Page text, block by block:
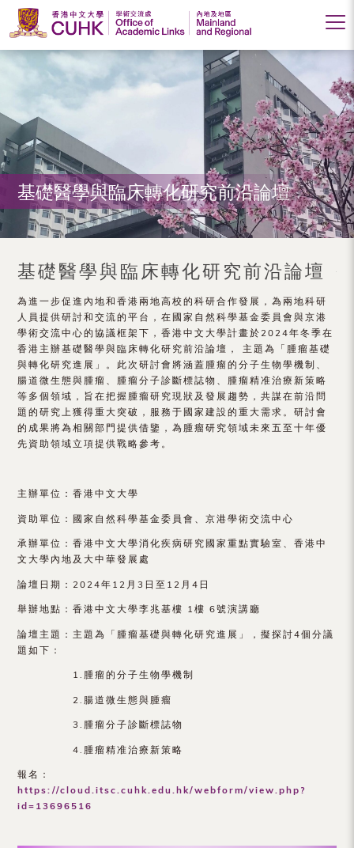
香
港
中
文
大
學
學
術
交
流
處
（內
地
及
地
區）
基礎醫學與臨床轉化研究前沿論壇
基礎醫學與臨床轉化研究前沿論壇
為進一步促進內地和香港兩地高校的科研合作發展，為兩地科研
人員提供研討和交流的平台，在國家自然科學基金委員會與京港
學術交流中心的協議框架下，香港中文大學計畫於2024年冬季在
香港主辦基礎醫學與臨床轉化研究前沿論壇， 主題為「腫瘤基礎
與轉化研究進展」。此次研討會將涵蓋腫瘤的分子生物學機制、
腸道微生態與腫瘤、腫瘤分子診斷標誌物、腫瘤精准治療新策略
等多個領域，旨在把握腫瘤研究現狀及發展趨勢，共謀在前沿問
題的研究上獲得重大突破，服務于國家建設的重大需求。研討會
的成果將為相關部門提供借鑒，為腫瘤研究領域未來五至十年優
先資助領域立項提供戰略參考。
主辦單位：香港中文大學
資助單位：國家自然科學基金委員會、京港學術交流中心
承辦單位：香港中文大學消化疾病研究國家重點實驗室、香港中
文大學內地及大中華發展處
論壇日期：2024年12月3日至12月4日
舉辦地點：香港中文大學李兆基樓 1樓 6號演講廳
論壇主題：主題為「腫瘤基礎與轉化研究進展」，擬探討4個分議
題如下：
1.腫瘤的分子生物學機制
2.腸道微生態與腫瘤
3.腫瘤分子診斷標誌物
4.腫瘤精准治療新策略
報名：
https://cloud.itsc.cuhk.edu.hk/webform/view.php?
id=13696516